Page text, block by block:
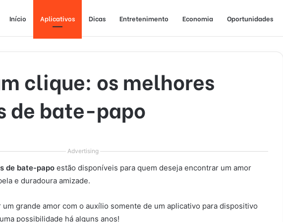
Início Aplicativos Dicas Entretenimento Economia Oportunidades
clique: os melhores
de bate-papo
Advertising
de bate-papo estão disponíveis para quem deseja encontrar um amor
e duradoura amizade.
grande amor com o auxílio somente de um aplicativo para dispositivo
possibilidade há alguns anos!